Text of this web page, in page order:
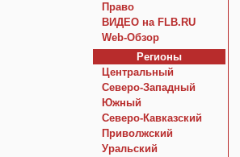
Право
ВИДЕО на FLB.RU
Web-Обзор
Регионы
Центральный
Северо-Западный
Южный
Северо-Кавказский
Приволжский
Уральский